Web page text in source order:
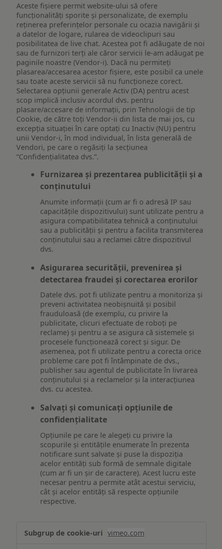
Aceste fișiere permit website-ului să ofere
funcționalități sporite și personalizate, de exemplu
reţinerea preferinţelor personale cu ocazia navigării și
a datelor de logare, rularea de videoclipuri sau
posibilitatea de live chat. Acestea pot fi adăugate de noi
sau de furnizori terți ale căror servicii le-am adăugat pe
paginile noastre (Vendor-i). Dacă nu permiteți
plasarea/accesarea acestor fișiere, este posibil ca unele
sau toate aceste servicii să nu funcționeze corect.
Selectarea opțiunii generale Activ (DA) pentru acest
scop implică inclusiv acordul dvs. pentru
plasare/accesare de informații, prin Tehnologii de tip
Cookie, de către toți Vendor-ii din lista de mai jos, cu
excepția situației în care optați cu Inactiv (NU) pentru
unii Vendor-i, în mod individual, în lista generală de
Vendori, pe care o regăsiți la secțiunea
“Confidențialitatea dvs.”.
Furnizarea și prezentarea publicității și a
conținutului
Anumite informații (cum ar fi o adresă IP sau
capacitățile dispozitivului) sunt utilizate pentru a
asigura compatibilitatea tehnică a conținutului
sau a publicității și pentru a facilita transmiterea
conținutului sau a reclamei către dispozitivul
dvs.
Asigurarea securității, prevenirea și
detectarea fraudei și corectarea erorilor
Datele dvs. pot fi utilizate pentru a monitoriza și
preveni activitatea neobișnuită și posibil
frauduloasă (de exemplu, cu privire la
publicitate, clicuri efectuate de roboți pe
reclame) și pentru a se asigura că sistemele și
procesele funcționează corect și sigur. De
asemenea, pot fi utilizate pentru a corecta orice
probleme care pot fi întâmpinate de dvs.,
publisher sau agentul de publicitate în livrarea
conținutului și a reclamelor și la interacțiunea
dvs. cu acestea.
Salvați și comunicați opțiunile de
confidențialitate
Opțiunile pe care le alegeți cu privire la
scopurile și entitățile enumerate în prezenta
notificare sunt salvate și puse la dispoziția
acelor entități sub formă de semnale digitale
(cum ar fi un șir de caractere). Acest lucru este
necesar pentru a permite atât acestui serviciu,
cât și acelor entități să respecte opțiunile
respective.
funcționalităților
vimeo.com